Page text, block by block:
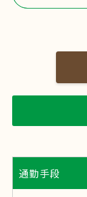
通勤手段